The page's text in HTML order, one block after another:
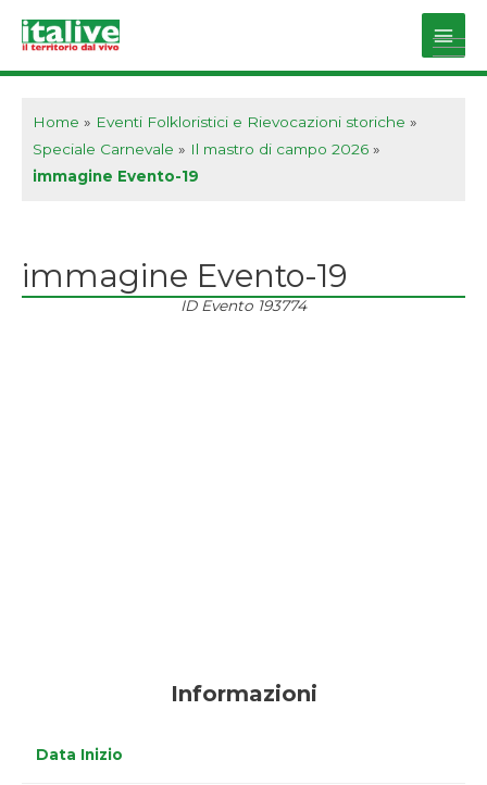
Main
Home » Eventi Folkloristici e Rievocazioni storiche »
Speciale Carnevale » Il mastro di campo 2026 »
immagine Evento-19
immagine Evento-19
ID Evento 193774
Informazioni
Data Inizio